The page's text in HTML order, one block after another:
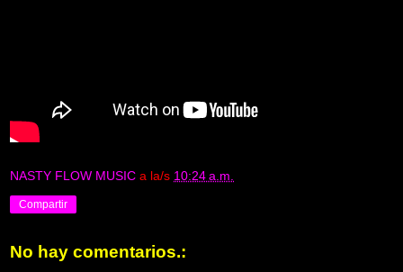
NASTY FLOW MUSIC a la/s 10:24 a.m.
Compartir
No hay comentarios.: